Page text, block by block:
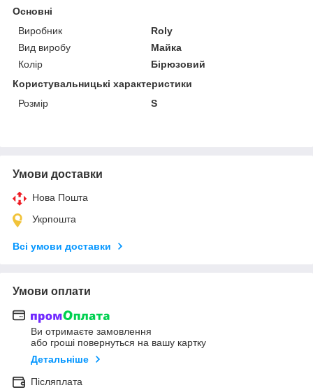
Основні
Виробник
Roly
Вид виробу
Майка
Колір
Бірюзовий
Користувальницькі характеристики
Розмір
S
Умови доставки
Нова Пошта
Укрпошта
Всі умови доставки
Умови оплати
Ви отримаєте замовлення
або гроші повернуться на вашу картку
Детальніше
Післяплата